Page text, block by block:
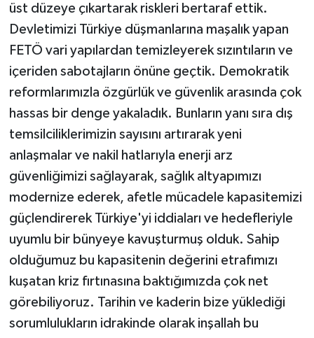
üst düzeye çıkartarak riskleri bertaraf ettik.
Devletimizi Türkiye düşmanlarına maşalık yapan
FETÖ vari yapılardan temizleyerek sızıntıların ve
içeriden sabotajların önüne geçtik. Demokratik
reformlarımızla özgürlük ve güvenlik arasında çok
hassas bir denge yakaladık. Bunların yanı sıra dış
temsilciliklerimizin sayısını artırarak yeni
anlaşmalar ve nakil hatlarıyla enerji arz
güvenliğimizi sağlayarak, sağlık altyapımızı
modernize ederek, afetle mücadele kapasitemizi
güçlendirerek Türkiye'yi iddiaları ve hedefleriyle
uyumlu bir bünyeye kavuşturmuş olduk. Sahip
olduğumuz bu kapasitenin değerini etrafımızı
kuşatan kriz fırtınasına baktığımızda çok net
görebiliyoruz. Tarihin ve kaderin bize yüklediği
sorumlulukların idrakinde olarak inşallah bu